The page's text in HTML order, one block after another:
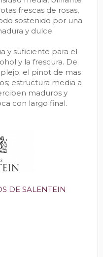
frescas de rosas,
sostenido por una
y dulce.
y suficiente para el
y la frescura. De
el pinot de mas
estructura media a
maduros y
con largo final.
DE SALENTEIN